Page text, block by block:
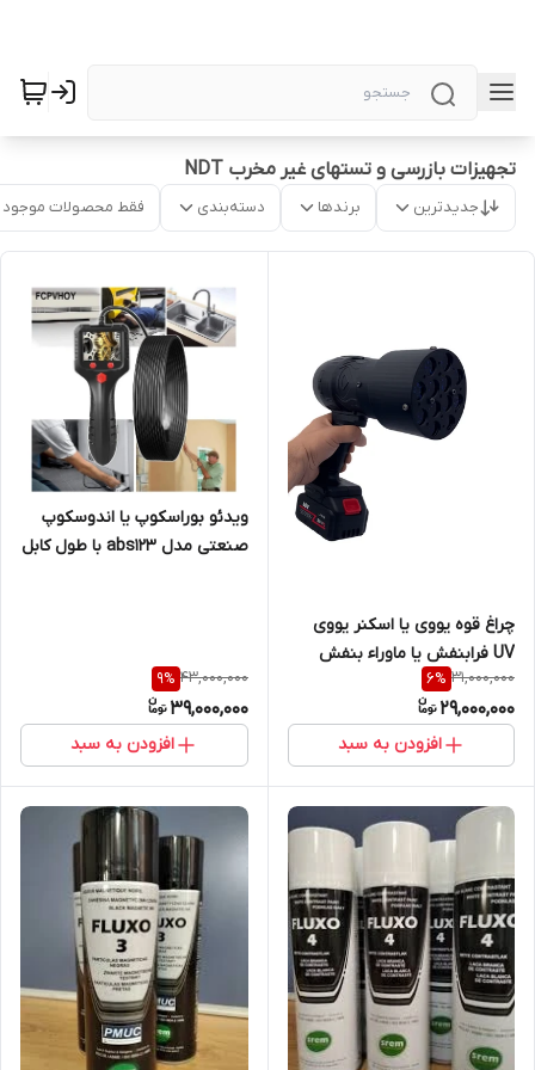
تجهیزات بازرسی و تستهای غیر مخرب NDT
جدیدترین برندها دسته‌بندی فقط محصولات موجود
چراغ قوه یووی یا اسکنر یووی
UV فرابنفش یا ماوراء بنفش
شارژی سنگهای قیمتی مخصوص
سنگ شناسی و کانی شناسی و
گوهر شناسی و کارشناسی رنگ
خودرو و بازرسی فنی NDT مدل
31,000,000
6%
29,000,000
افزودن به سبد
ویدئو بوراسکوپ یا اندوسکوپ
صنعتی مدل abs123 با طول کابل
43,000,000
9%
39,000,000
افزودن به سبد